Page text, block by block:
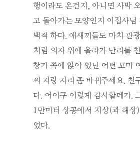
행이라도 온건지, 아니면 사박
고 돌아가는 모양인지 이집사님
벅적 하다. 애새끼들도 마치 관
처럼 의자 위에 올라가 난리를
창가 쪽에 앉아 있던 어떤 꼬마
씨 저랑 자리 좀 바꿔주세요. 친
다. 어이쿠 이렇게 감사할데가.
1만미터 상공에서 지상(과 해상
었다.